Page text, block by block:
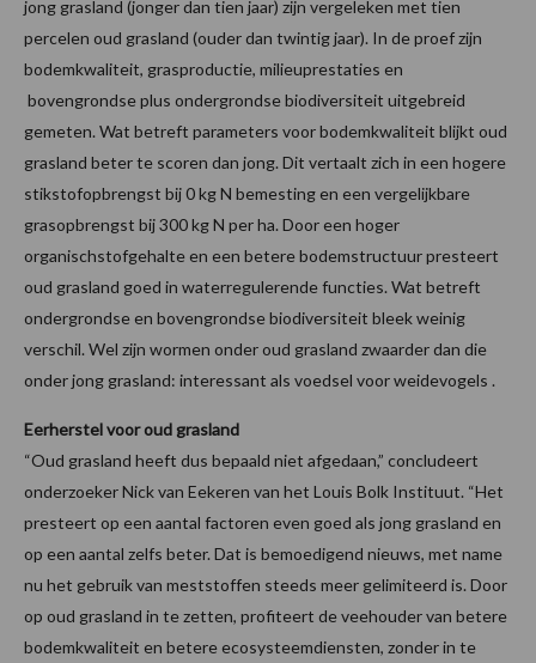
jong grasland (jonger dan tien jaar) zijn vergeleken met tien
percelen oud grasland (ouder dan twintig jaar). In de proef zijn
bodemkwaliteit, grasproductie, milieuprestaties en
bovengrondse plus ondergrondse biodiversiteit uitgebreid
gemeten. Wat betreft parameters voor bodemkwaliteit blijkt oud
grasland beter te scoren dan jong. Dit vertaalt zich in een hogere
stikstofopbrengst bij 0 kg N bemesting en een vergelijkbare
grasopbrengst bij 300 kg N per ha. Door een hoger
organischstofgehalte en een betere bodemstructuur presteert
oud grasland goed in waterregulerende functies. Wat betreft
ondergrondse en bovengrondse biodiversiteit bleek weinig
verschil. Wel zijn wormen onder oud grasland zwaarder dan die
onder jong grasland: interessant als voedsel voor weidevogels .
Eerherstel voor oud grasland
“Oud grasland heeft dus bepaald niet afgedaan,” concludeert
onderzoeker Nick van Eekeren van het Louis Bolk Instituut. “Het
presteert op een aantal factoren even goed als jong grasland en
op een aantal zelfs beter. Dat is bemoedigend nieuws, met name
nu het gebruik van meststoffen steeds meer gelimiteerd is. Door
op oud grasland in te zetten, profiteert de veehouder van betere
bodemkwaliteit en betere ecosysteemdiensten, zonder in te